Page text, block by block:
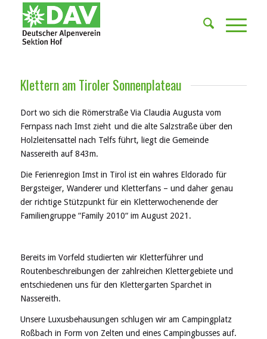
Klettern am Tiroler Sonnenplateau
Dort wo sich die Römerstraße Via Claudia Augusta vom
Fernpass nach Imst zieht und die alte Salzstraße über den
Holzleitensattel nach Telfs führt, liegt die Gemeinde
Nassereith auf 843m.
Die Ferienregion Imst in Tirol ist ein wahres Eldorado für
Bergsteiger, Wanderer und Kletterfans – und daher genau
der richtige Stützpunkt für ein Kletterwochenende der
Familiengruppe “Family 2010“ im August 2021.
Bereits im Vorfeld studierten wir Kletterführer und
Routenbeschreibungen der zahlreichen Klettergebiete und
entschiedenen uns für den Klettergarten Sparchet in
Nassereith.
Unsere Luxusbehausungen schlugen wir am Campingplatz
Roßbach in Form von Zelten und eines Campingbusses auf.